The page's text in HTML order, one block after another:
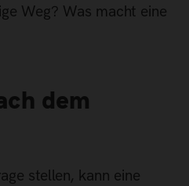
Weg? Was macht eine
dem
stellen, kann eine